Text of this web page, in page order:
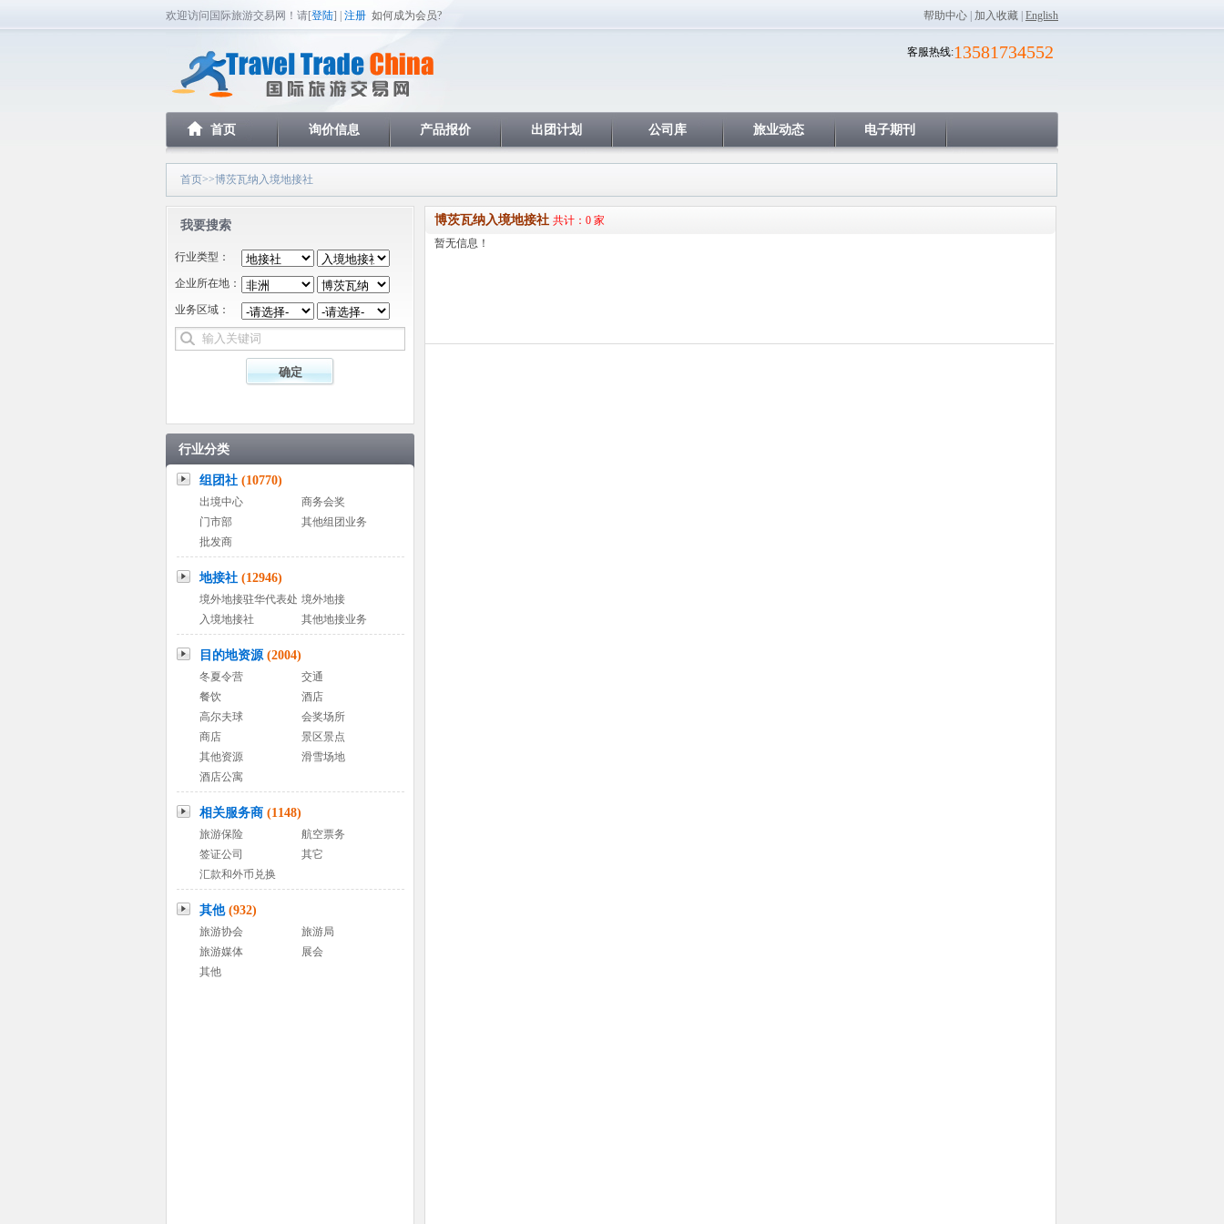
欢迎访问国际旅游交易网！请[登陆] | 注册 如何成为会员? 帮助中心 加入收藏 English
13581734552
客服热线:
首页 询价信息 产品报价 出团计划 公司库 旅业动态 电子期刊
首页>>博茨瓦纳入境地接社
我要搜索
行业类型：
企业所在地：
业务区域：
行业分类
组团社 (10770)
出境中心
商务会奖
门市部
其他组团业务
批发商
地接社 (12946)
境外地接驻华代表处 境外地接
入境地接社
其他地接业务
目的地资源 (2004)
冬夏令营
交通
餐饮
酒店
高尔夫球
会奖场所
商店
景区景点
其他资源
滑雪场地
酒店公寓
相关服务商 (1148)
旅游保险
航空票务
签证公司
其它
汇款和外币兑换
其他 (932)
旅游协会
旅游局
旅游媒体
展会
其他
博茨瓦纳入境地接社 共计：0 家
暂无信息！